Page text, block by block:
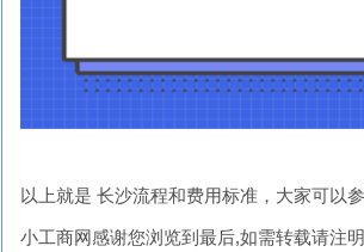
以上就是 长沙流程和费用标准，大家可以
小工商网感谢您浏览到最后,如需转载请注